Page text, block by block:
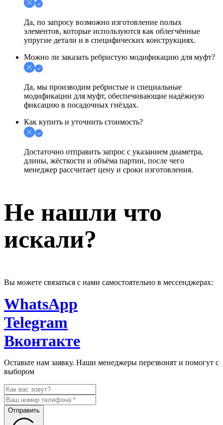
Да, по запросу возможно изготовление полых
элементов, которые используются как облегчённые
упругие детали и в специфических конструкциях.
Можно ли заказать ребристую модификацию для муфт?
Да, мы производим ребристые и специальные
модификации для муфт, обеспечивающие надёжную
фиксацию в посадочных гнёздах.
Как купить и уточнить стоимость?
Достаточно отправить запрос с указанием диаметра,
длины, жёсткости и объёма партии, после чего
менеджер рассчитает цену и сроки изготовления.
Не нашли что
искали?
Вы можете связаться с нами самостоятельно в мессенджерах:
WhatsApp
Telegram
Вконтакте
Оставьте нам заявку. Наши менеджеры перезвонят и помогут с
выбором
Отправить